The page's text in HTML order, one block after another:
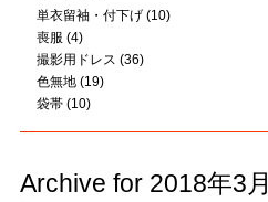
単衣留袖・付下げ(10)
喪服 (4)
撮影用ドレス (36)
色無地(19)
袋帯(10)
Archive for 2018年3月